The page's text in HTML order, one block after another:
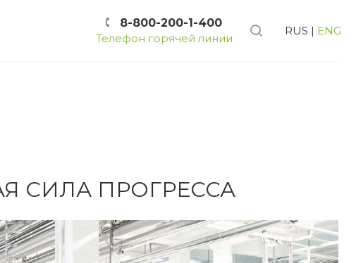
RUS | ENG
8-800-200-1-400
Телефон горячей линии
СИЛА ПРОГРЕССА